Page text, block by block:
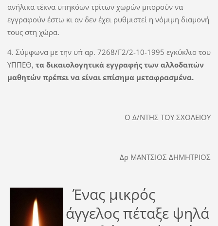
ανήλικα τέκνα υπηκόων τρίτων χωρών μπορούν να
εγγραφούν έστω κι αν δεν έχει ρυθμιστεί η νόμιμη διαμονή
τους στη χώρα.
4. Σύμφωνα με την υπ΄ αρ. 7268/Γ2/2-10-1995 εγκύκλιο του
ΥΠΠΕΘ, τα δικαιολογητικά εγγραφής των αλλοδαπών
μαθητών πρέπει να είναι επίσημα μεταφρασμένα.
Ο Δ/ΝΤΗΣ ΤΟΥ ΣΧΟΛΕΙΟΥ
Δρ ΜΑΝΤΣΙΟΣ ΔΗΜΗΤΡΙΟΣ
Ένας μικρός
άγγελος πέταξε ψηλά